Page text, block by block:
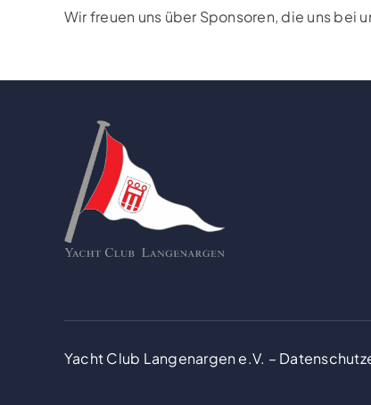
Wir freuen uns über Sponsoren, die uns
Yacht Club Langenargen e.V. –